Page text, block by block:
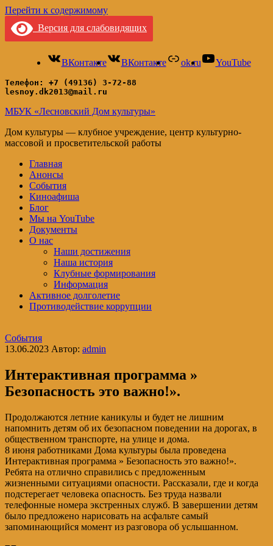
Перейти к содержимому
Версия для слабовидящих
ВКонтакте ВКонтакте ok.ru YouTube
Телефон: +7 (49136) 3-72-88
lesnoy.dk2013@mail.ru
МБУК «Лесновский Дом культуры»
Дом культуры — клубное учреждение, центр культурно-
массовой и просветительской работы
Главная
Анонсы
События
Киноафиша
Блог
Мы на YouTube
Документы
О нас
Наши достижения
Наша история
Клубные формирования
Информация
Активное долголетие
Противодействие коррупции
События
13.06.2023 Автор: admin
Интерактивная программа »
Безопасность это важно!».
Продолжаются летние каникулы и будет не лишним
напомнить детям об их безопасном поведении на дорогах, в
общественном транспорте, на улице и дома.
8 июня работниками Дома культуры была проведена
Интерактивная программа » Безопасность это важно!».
Ребята на отлично справились с предложенным
жизненными ситуациями опасности. Рассказали, где и когда
подстерегает человека опасность. Без труда назвали
телефонные номера экстренных служб. В завершении детям
было предложено нарисовать на асфальте самый
запоминающийся момент из разговора об услышанном.